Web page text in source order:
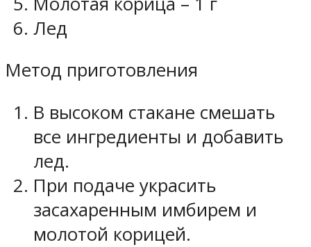
Лед
Метод приготовления
В высоком стакане смешать
все ингредиенты и добавить
лед.
При подаче украсить
засахаренным имбирем и
молотой корицей.